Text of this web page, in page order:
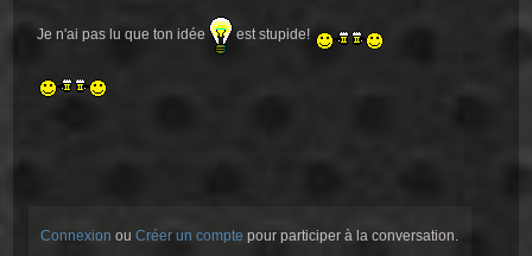
Je n'ai pas lu que ton idée est stupide!
Connexion ouCréer un compte pour participer à la conversation.